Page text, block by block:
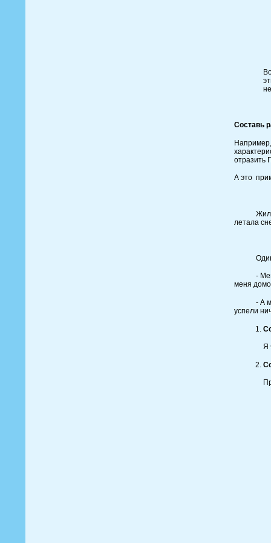
Составь
отразить
А это
Жила
летала
Один
- Меня
меня
- А мне
успели
Я